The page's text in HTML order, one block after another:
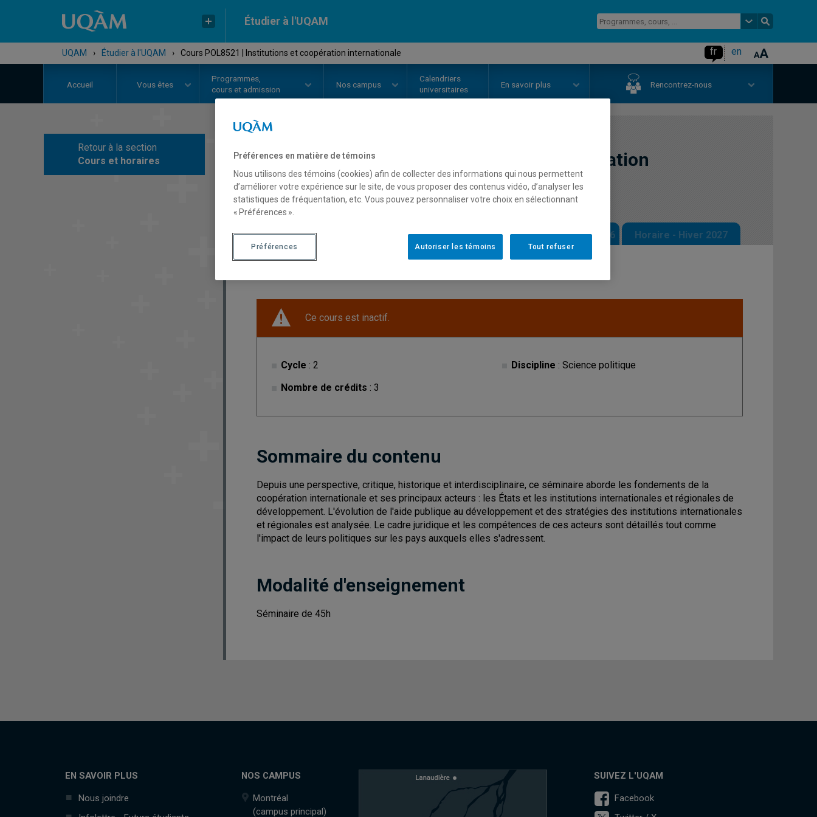
Étudier à l'UQAM
UQAM › Étudier à l'UQAM › Cours POL8521 | Institutions et coopération internationale fr en
Accueil Vous êtes
Programmes,
cours et admission
Nos campus
Calendriers
universitaires
En savoir plus Rencontrez-nous
Retour à la section
Cours et horaires
COURS// POL8521
Institutions et coopération
internationale
Description Horaire - Été 2026 Horaire - Automne 2026 Horaire - Hiver 2027
Ce cours est inactif.
Cycle : 2
Nombre de crédits : 3
Discipline : Science politique
Sommaire du contenu
Depuis une perspective, critique, historique et interdisciplinaire, ce séminaire aborde les fondements de la
coopération internationale et ses principaux acteurs : les États et les institutions internationales et régionales de
développement. L'évolution de l'aide publique au développement et des stratégies des institutions internationales
et régionales est analysée. Le cadre juridique et les compétences de ces acteurs sont détaillés tout comme
l'impact de leurs politiques sur les pays auxquels elles s'adressent.
Modalité d'enseignement
Séminaire de 45h
EN SAVOIR PLUS
Nous joindre
NOS CAMPUS
Montréal
(campus principal)
SUIVEZ L'UQAM
Facebook
Préférences en matière de témoins
Nous utilisons des témoins (cookies) afin de collecter des informations qui nous permettent
d’améliorer votre expérience sur le site, de vous proposer des contenus vidéo, d’analyser les
statistiques de fréquentation, etc. Vous pouvez personnaliser votre choix en sélectionnant
« Préférences ».
Tout refuser
Autoriser les témoins
Préférences